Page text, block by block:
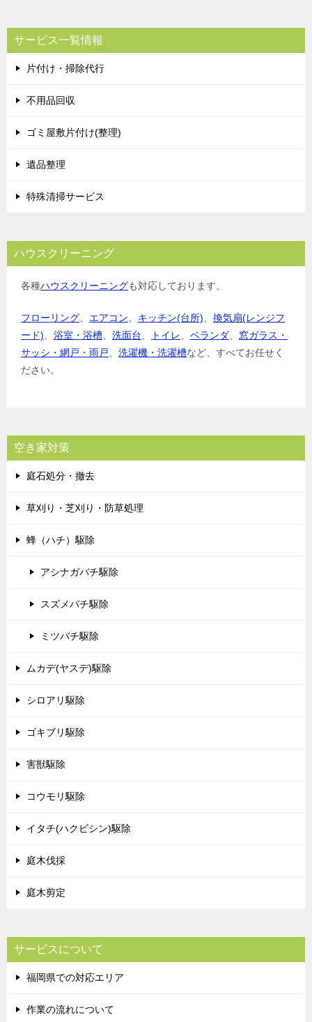
サービス一覧情報
片付け・掃除代行
不用品回収
ゴミ屋敷片付け(整理)
遺品整理
特殊清掃サービス
ハウスクリーニング
各種ハウスクリーニングも対応しております。
フローリング エアコン キッチン(台所)
換気扇(レンジフ
ード)
浴室・浴槽 洗面台 トイレ ベランダ
窓ガラス・
サッシ・網戸・雨戸
洗濯機・洗濯槽など、すべてお任せく
ださい。
空き家対策
庭石処分・撤去
草刈り・芝刈り・防草処理
蜂（ハチ）駆除
アシナガバチ駆除
スズメバチ駆除
ミツバチ駆除
ムカデ(ヤスデ)駆除
シロアリ駆除
ゴキブリ駆除
害獣駆除
コウモリ駆除
イタチ(ハクビシン)駆除
庭木伐採
庭木剪定
サービスについて
福岡県での対応エリア
作業の流れについて